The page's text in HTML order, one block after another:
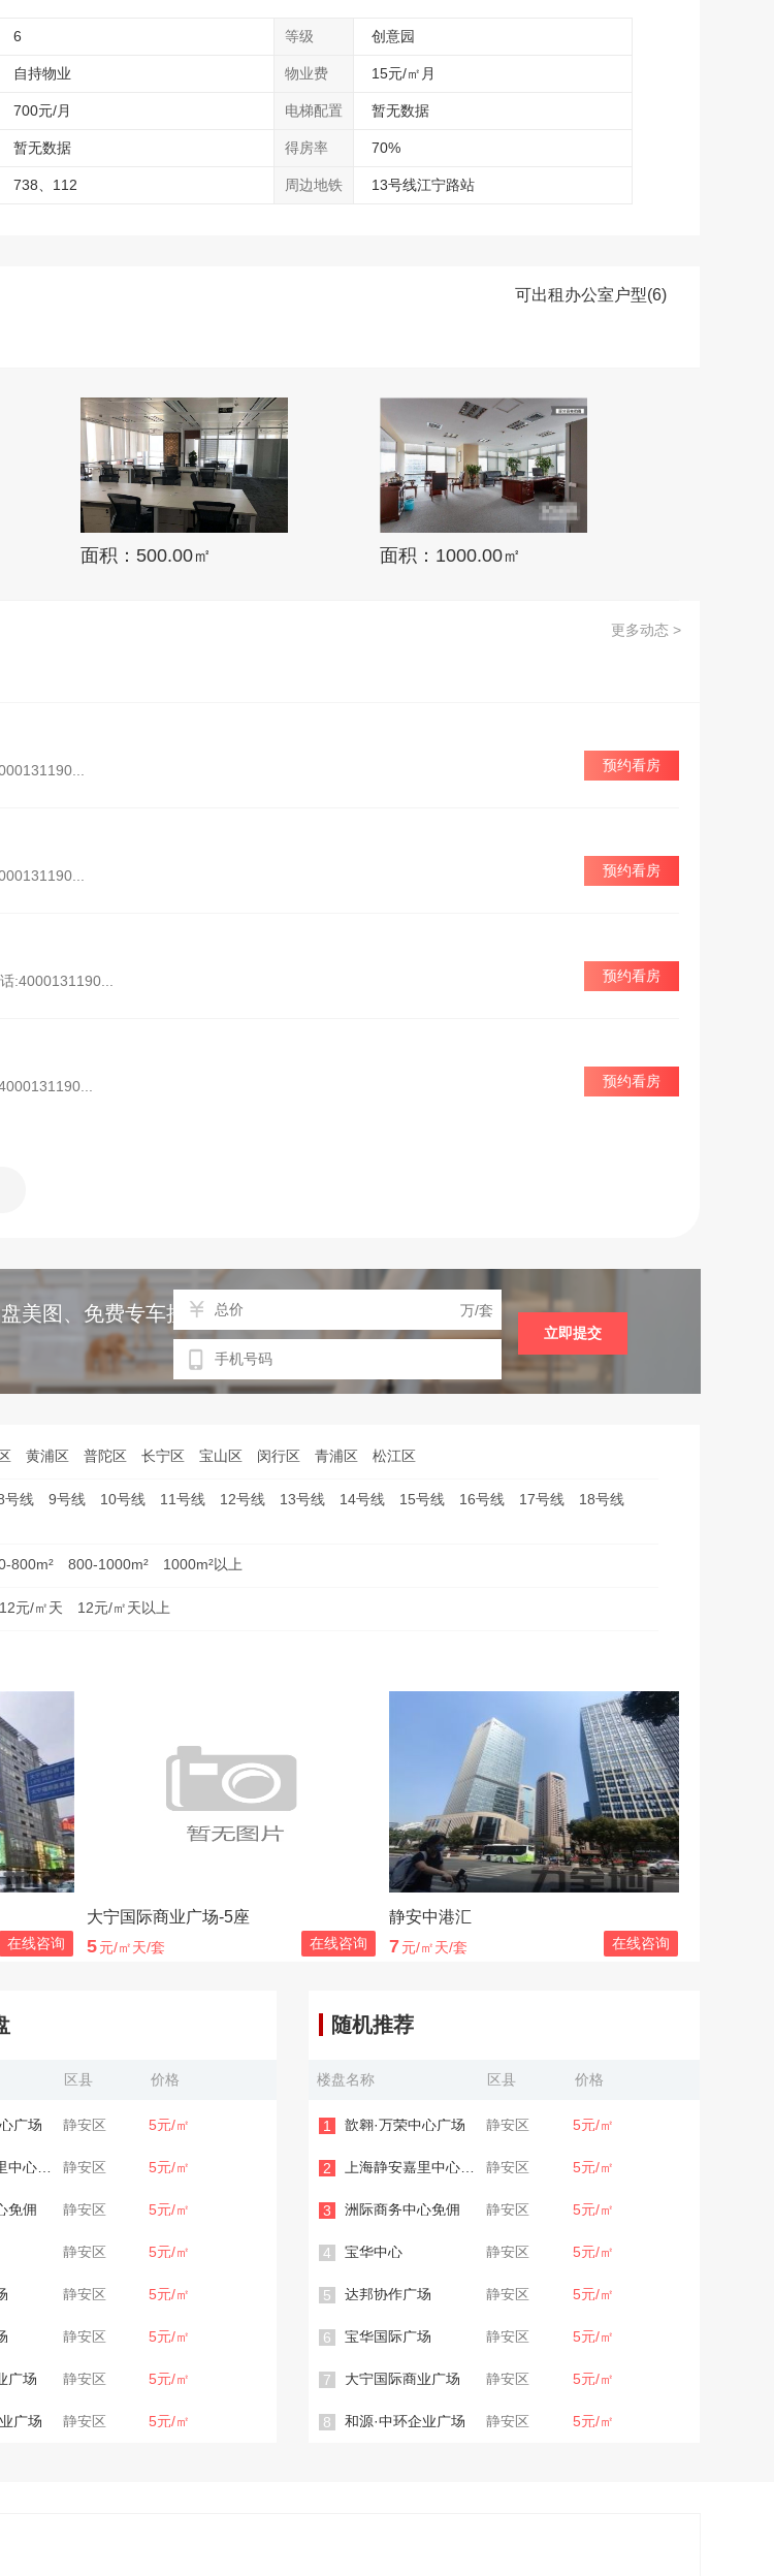
6 等级 创意园
自持物业 物业费 15元/㎡月
700元/月 电梯配置 暂无数据
暂无数据 得房率 70%
738、112 周边地铁 13号线江宁路站
可出租办公室户型(6)
面积：500.00㎡ 面积：1000.00㎡
更多动态 >
预约看房
预约看房
:4000131190... 预约看房
预约看房
美图、免费专车接送等服务
万/套
立即提交
黄浦区 普陀区 长宁区 宝山区 闵行区 青浦区 松江区
号线 9号线 10号线 11号线 12号线 13号线 14号线 15号线 16号线 17号线 18号线
800m² 800-1000m² 1000m²以上
元/㎡天 12元/㎡天以上
在线咨询
大宁国际商业广场-5座
5元/㎡天/套 在线咨询
静安中港汇
7元/㎡天/套 在线咨询
区县 价格
广场 静安区 5元/㎡
上海静安嘉里中心办公室 静安区 5元/㎡
免佣 静安区 5元/㎡
静安区 5元/㎡
静安区 5元/㎡
静安区 5元/㎡
广场 静安区 5元/㎡
广场 静安区 5元/㎡
随机推荐
楼盘名称 区县 价格
1 歆翱·万荣中心广场 静安区 5元/㎡
2 静安区 5元/㎡
3 洲际商务中心免佣 静安区 5元/㎡
4 宝华中心 静安区 5元/㎡
5 达邦协作广场 静安区 5元/㎡
6 宝华国际广场 静安区 5元/㎡
7 大宁国际商业广场 静安区 5元/㎡
8 和源·中环企业广场 静安区 5元/㎡